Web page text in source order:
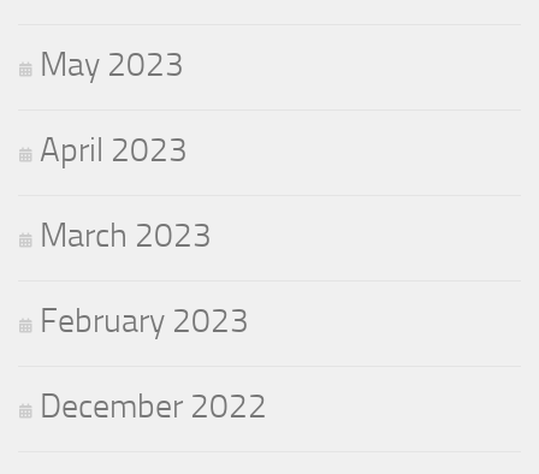
May 2023
April 2023
March 2023
February 2023
December 2022